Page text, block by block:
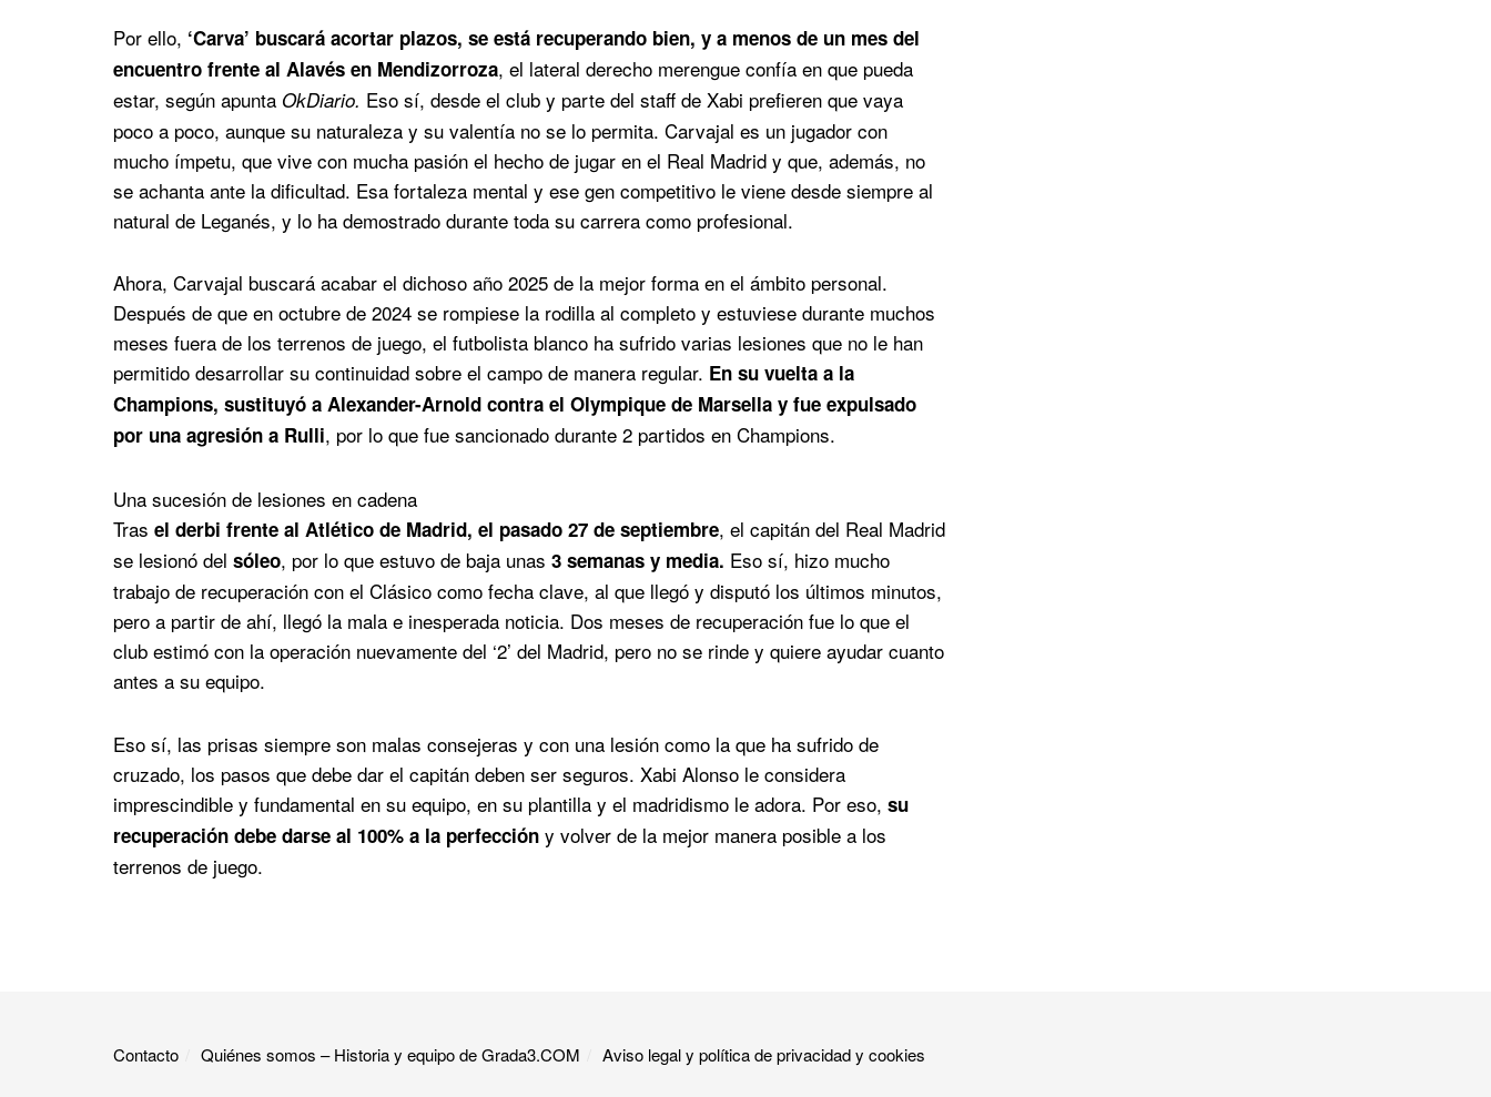
Por ello, ‘Carva’ buscará acortar plazos, se está recuperando bien, y a menos de un mes del
encuentro frente al Alavés en Mendizorroza, el lateral derecho merengue confía en que pueda
estar, según apunta OkDiario. Eso sí, desde el club y parte del staff de Xabi prefieren que vaya
poco a poco, aunque su naturaleza y su valentía no se lo permita. Carvajal es un jugador con
mucho ímpetu, que vive con mucha pasión el hecho de jugar en el Real Madrid y que, además, no
se achanta ante la dificultad. Esa fortaleza mental y ese gen competitivo le viene desde siempre al
natural de Leganés, y lo ha demostrado durante toda su carrera como profesional.
Ahora, Carvajal buscará acabar el dichoso año 2025 de la mejor forma en el ámbito personal.
Después de que en octubre de 2024 se rompiese la rodilla al completo y estuviese durante muchos
meses fuera de los terrenos de juego, el futbolista blanco ha sufrido varias lesiones que no le han
permitido desarrollar su continuidad sobre el campo de manera regular. En su vuelta a la
Champions, sustituyó a Alexander-Arnold contra el Olympique de Marsella y fue expulsado
por una agresión a Rulli, por lo que fue sancionado durante 2 partidos en Champions.
Una sucesión de lesiones en cadena
Tras el derbi frente al Atlético de Madrid, el pasado 27 de septiembre, el capitán del Real Madrid
se lesionó del sóleo, por lo que estuvo de baja unas 3 semanas y media. Eso sí, hizo mucho
trabajo de recuperación con el Clásico como fecha clave, al que llegó y disputó los últimos minutos,
pero a partir de ahí, llegó la mala e inesperada noticia. Dos meses de recuperación fue lo que el
club estimó con la operación nuevamente del ‘2’ del Madrid, pero no se rinde y quiere ayudar cuanto
antes a su equipo.
Eso sí, las prisas siempre son malas consejeras y con una lesión como la que ha sufrido de
cruzado, los pasos que debe dar el capitán deben ser seguros. Xabi Alonso le considera
imprescindible y fundamental en su equipo, en su plantilla y el madridismo le adora. Por eso, su
recuperación debe darse al 100% a la perfección y volver de la mejor manera posible a los
terrenos de juego.
Contacto Quiénes somos – Historia y equipo de Grada3.COM Aviso legal y política de privacidad y cookies​